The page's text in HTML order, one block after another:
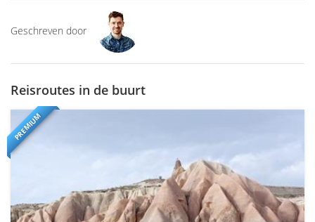
Geschreven door
Reisroutes in de buurt
PREMIUM